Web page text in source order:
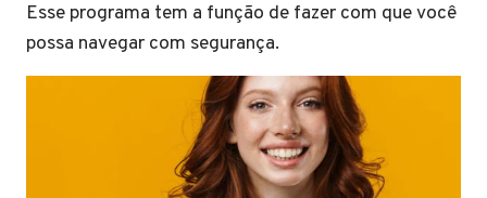
Esse programa tem a função de fazer com que você
possa navegar com segurança.